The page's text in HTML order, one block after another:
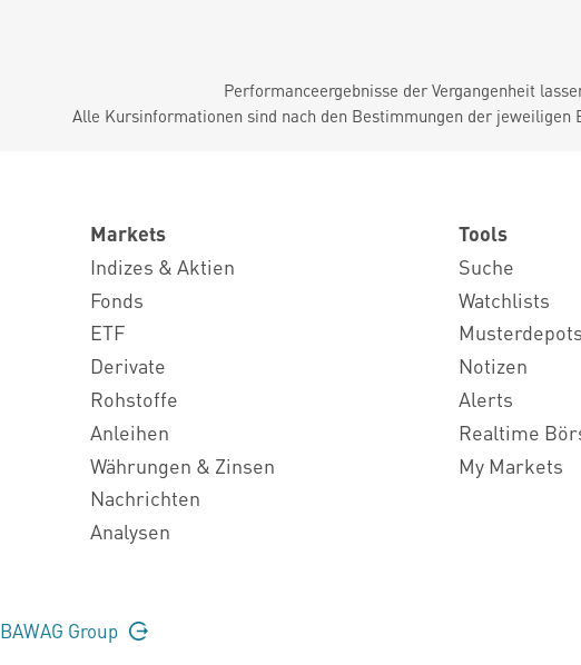
Performanceergebnisse der Vergangenheit
Alle Kursinformationen sind nach den Bestimmungen der jeweiligen
Markets
Indizes & Aktien
Fonds
ETF
Derivate
Rohstoffe
Anleihen
Währungen & Zinsen
Nachrichten
Analysen
Tools
Suche
Watchlists
Musterdepots
Notizen
Alerts
Realtime
My Markets
BAWAG Group